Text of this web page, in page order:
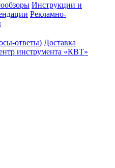
Инструкции и
Рекламно-
ответы) Доставка
инструмента «КВТ»